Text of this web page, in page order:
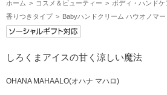
ホーム コスメ＆ビューティー ボディ・ハンドケ
香りつきタイプ
Babyハンドクリーム ハウオノマー
しろくまアイスの甘く涼しい魔法
OHANA MAHAALO(オハナ マハロ)